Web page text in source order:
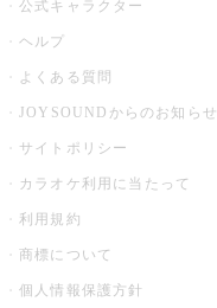
公式キャラクター
ヘルプ
よくある質問
JOYSOUNDからのお知らせ
サイトポリシー
カラオケ利用に当たって
利用規約
商標について
個人情報保護方針